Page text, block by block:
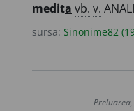
medita vb. v.
sursa: Sinonime82